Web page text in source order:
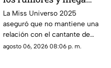
tener un romance con
Natanael Cano
La Miss Universo 2025
aseguró que no mantiene una
relación con el cantante de
corridos tumbados.
agosto 06, 2026 08:06 p. m.